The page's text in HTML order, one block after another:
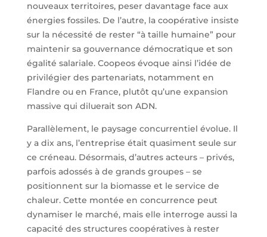
nouveaux territoires, peser davantage face aux
énergies fossiles. De l’autre, la coopérative insiste
sur la nécessité de rester “à taille humaine” pour
maintenir sa gouvernance démocratique et son
égalité salariale. Coopeos évoque ainsi l’idée de
privilégier des partenariats, notamment en
Flandre ou en France, plutôt qu’une expansion
massive qui diluerait son ADN.
Parallèlement, le paysage concurrentiel évolue. Il
y a dix ans, l’entreprise était quasiment seule sur
ce créneau. Désormais, d’autres acteurs – privés,
parfois adossés à de grands groupes – se
positionnent sur la biomasse et le service de
chaleur. Cette montée en concurrence peut
dynamiser le marché, mais elle interroge aussi la
capacité des structures coopératives à rester